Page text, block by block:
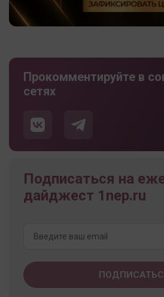
Прокомментируйте в
сетях
Подписаться на
дайджест 1nep.ru